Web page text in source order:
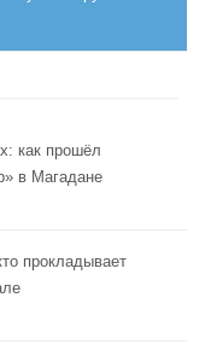
как прошёл
в Магадане
прокладывает